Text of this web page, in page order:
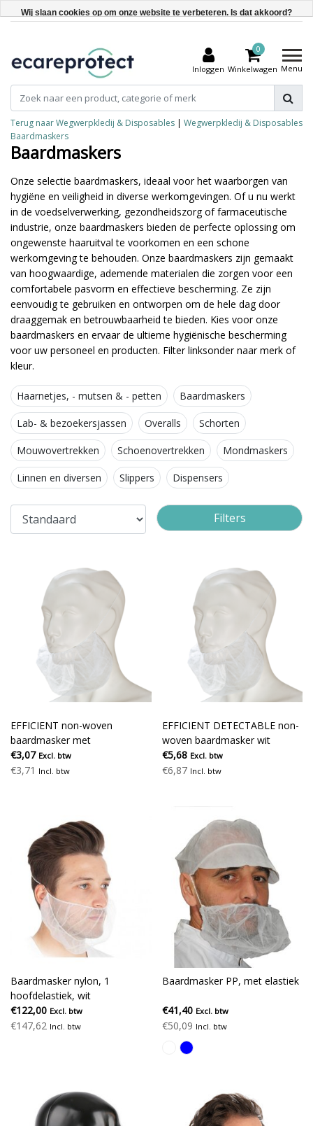
Inloggen
0
Winkelwagen Menu
Terug naar Wegwerpkledij & Disposables | Wegwerpkledij & Disposables
Baardmaskers
Baardmaskers
Onze selectie baardmaskers, ideaal voor het waarborgen van
hygiëne en veiligheid in diverse werkomgevingen. Of u nu werkt
in de voedselverwerking, gezondheidszorg of farmaceutische
industrie, onze baardmaskers bieden de perfecte oplossing om
ongewenste haaruitval te voorkomen en een schone
werkomgeving te behouden. Onze baardmaskers zijn gemaakt
van hoogwaardige, ademende materialen die zorgen voor een
comfortabele pasvorm en effectieve bescherming. Ze zijn
eenvoudig te gebruiken en ontworpen om de hele dag door
draaggemak en betrouwbaarheid te bieden. Kies voor onze
baardmaskers en ervaar de ultieme hygiënische bescherming
voor uw personeel en producten. Filter linksonder naar merk of
kleur.
Haarnetjes, - mutsen & - petten Baardmaskers
Lab- & bezoekersjassen Overalls Schorten
Mouwovertrekken Schoenovertrekken Mondmaskers
Linnen en diversen Slippers Dispensers
Filters
EFFICIENT non-woven
baardmasker met
hoofdelastiek wit
€3,07 Excl. btw
€3,71 Incl. btw
EFFICIENT DETECTABLE non-
woven baardmasker wit
€5,68 Excl. btw
€6,87 Incl. btw
Baardmasker nylon, 1
hoofdelastiek, wit
€122,00 Excl. btw
€147,62 Incl. btw
Baardmasker PP, met elastiek
€41,40 Excl. btw
€50,09 Incl. btw
Wij slaan cookies op om onze website te verbeteren. Is dat akkoord?